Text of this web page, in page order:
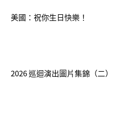
美國：祝你生日快樂！
2026 巡迴演出圖片集錦（二）